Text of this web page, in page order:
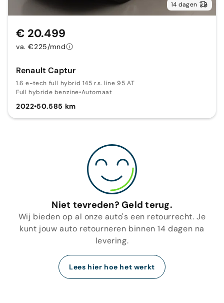
14 dagen
Renault Captur
1.6 e-tech full hybrid 145 r.s. line 95 AT
Full hybride benzine•Automaat
2022•50.585 km
€ 20.499
va. €225/mnd
Niet tevreden? Geld terug.
Wij bieden op al onze auto's een retourrecht. Je
kunt jouw auto retourneren binnen 14 dagen na
levering.
Lees hier hoe het werkt